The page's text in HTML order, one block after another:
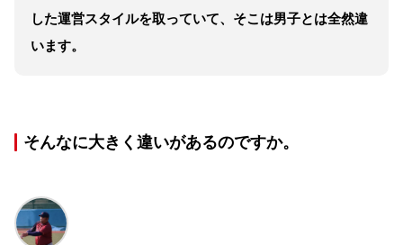
した運営スタイルを取っていて、そこは男子とは全然違
います。
そんなに大きく違いがあるのですか。